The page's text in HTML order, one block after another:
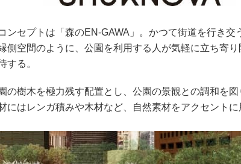
ンセプトは「森のEN-GAWA」。かつて街道を行き交
側空間のように、公園を利用する人が気軽に立ち寄
する。
の樹木を極力残す配置とし、公園の景観との調和を
にはレンガ積みや木材など、自然素材をアクセントに